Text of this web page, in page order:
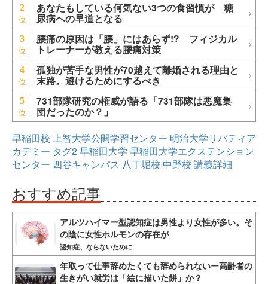
2 あなたもしている何気ない3つの食習慣が 糖
尿病への早道となる
3 腰痛の原因は「腰」にはあらず!? フィジカル
トレーナーが教える腰痛対策
4 孤独が苦手な男性が70越えて離婚される理由と
末路。避けるためにするべき
5 731部隊研究の権威が語る「731部隊は悪魔集
団だったのか？」
早稲田校 上智大学公開学習センター 明治大学リバティア
カデミー タグ2早稲田大学 早稲田大学エクステンション
センター 四谷キャンパス 八丁堀校 中野校 講義詳細
おすすめ記事
アルツハイマー型認知症は男性より女性が多い。そ
の陰に女性ホルモンの存在が
認知症、ならないために
年取って仕事辞めたくても辞められないー高齢者の
生きがい就労は「絵に描いた餅」か？